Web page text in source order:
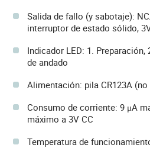
Salida de fallo (y sabotaje):
interruptor de estado sólido,
Indicador LED: 1. Preparación,
de andado
Alimentación: pila CR123A
Consumo de corriente: 9 μA
máximo a 3V CC
Temperatura de